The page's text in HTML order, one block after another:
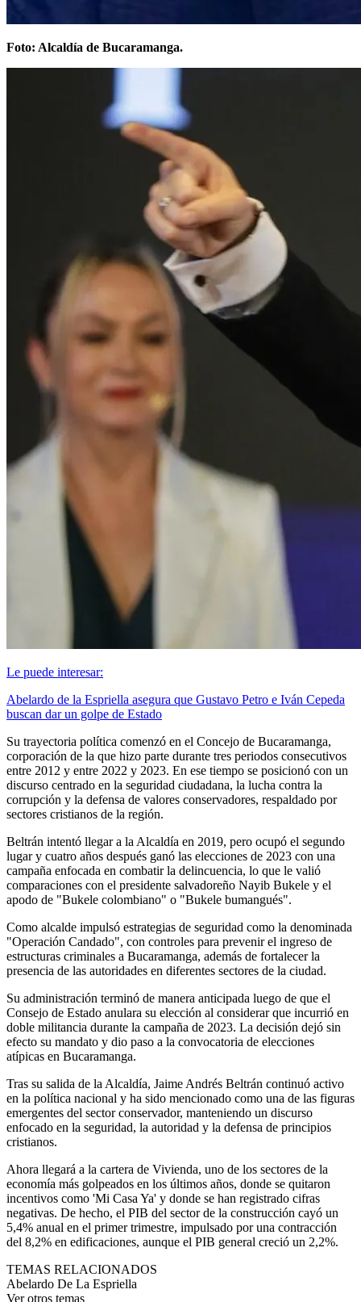
Foto: Alcaldía de Bucaramanga.
Le puede interesar:
Abelardo de la Espriella asegura que Gustavo Petro e Iván Cepeda
buscan dar un golpe de Estado
Su trayectoria política comenzó en el Concejo de Bucaramanga,
corporación de la que hizo parte durante tres periodos consecutivos
entre 2012 y entre 2022 y 2023. En ese tiempo se posicionó con un
discurso centrado en la seguridad ciudadana, la lucha contra la
corrupción y la defensa de valores conservadores, respaldado por
sectores cristianos de la región.
Beltrán intentó llegar a la Alcaldía en 2019, pero ocupó el segundo
lugar y cuatro años después ganó las elecciones de 2023 con una
campaña enfocada en combatir la delincuencia, lo que le valió
comparaciones con el presidente salvadoreño Nayib Bukele y el
apodo de "Bukele colombiano" o "Bukele bumangués".
Como alcalde impulsó estrategias de seguridad como la denominada
"Operación Candado", con controles para prevenir el ingreso de
estructuras criminales a Bucaramanga, además de fortalecer la
presencia de las autoridades en diferentes sectores de la ciudad.
Su administración terminó de manera anticipada luego de que el
Consejo de Estado anulara su elección al considerar que incurrió en
doble militancia durante la campaña de 2023. La decisión dejó sin
efecto su mandato y dio paso a la convocatoria de elecciones
atípicas en Bucaramanga.
Tras su salida de la Alcaldía, Jaime Andrés Beltrán continuó activo
en la política nacional y ha sido mencionado como una de las figuras
emergentes del sector conservador, manteniendo un discurso
enfocado en la seguridad, la autoridad y la defensa de principios
cristianos.
Ahora llegará a la cartera de Vivienda, uno de los sectores de la
economía más golpeados en los últimos años, donde se quitaron
incentivos como 'Mi Casa Ya' y donde se han registrado cifras
negativas. De hecho, el PIB del sector de la construcción cayó un
5,4% anual en el primer trimestre, impulsado por una contracción
del 8,2% en edificaciones, aunque el PIB general creció un 2,2%.
TEMAS RELACIONADOS
Abelardo De La Espriella
Ver otros temas